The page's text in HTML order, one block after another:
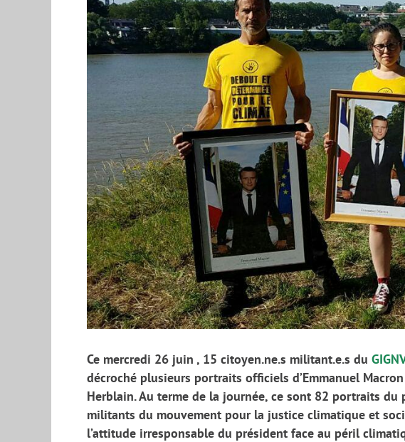
Ce mercredi 26 juin , 15 citoyen.ne.s militant.e.s du GIGNV
décroché plusieurs portraits officiels d’Emmanuel Macron
Herblain.Au terme de la journée, ce sont 82 portraits du
militants du mouvement pour la justice climatique et
l’attitude irresponsable du président face au péril